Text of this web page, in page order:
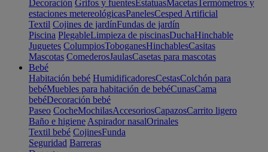
Decoración Grifos y fuentesEstatuasMacetasTermómetros y
estaciones metereológicasPanelesCesped Artificial
Textil Cojines de jardínFundas de jardín
Piscina PlegableLimpieza de piscinasDuchaHinchable
Juguetes ColumpiosToboganesHinchablesCasitas
Mascotas ComederosJaulasCasetas para mascotas
Bebé
Habitación bebé HumidificadoresCestasColchón para
bebéMuebles para habitación de bebéCunasCama
bebéDecoración bebé
Paseo CocheMochilasAccesoriosCapazosCarrito ligero
Baño e higiene Aspirador nasalOrinales
Textil bebé CojinesFunda
Seguridad Barreras